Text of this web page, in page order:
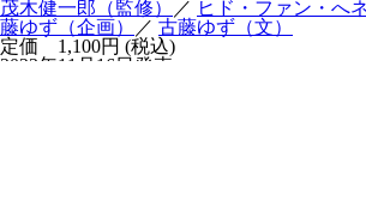
茂木健一郎（監修）
／ ヒド・ファン・へ
藤ゆず（企画）
／ 古藤ゆず（文）
定価 1,100円 (税込)
2023年11月16日発売